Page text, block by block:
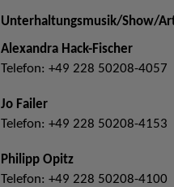
Unterhaltungsmusik/Show/
Alexandra Hack-Fischer
Telefon: +49 228 50208-4057
Jo Failer
Telefon: +49 228 50208-4153
Philipp Opitz
Telefon: +49 228 50208-4100